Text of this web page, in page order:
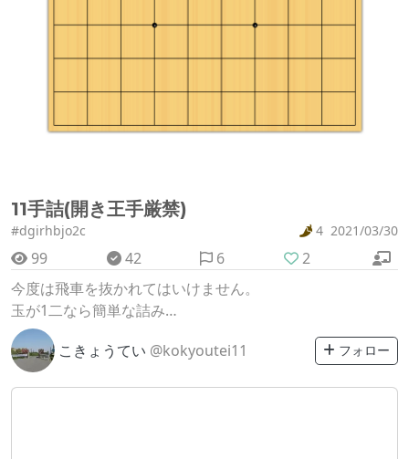
11手詰(開き王手厳禁)
#dgirhbjo2c 4 2021/03/30
99 42 6
2
今度は飛車を抜かれてはいけません。
玉が1二なら簡単な詰み…
こきょうてい @kokyoutei11 フォロー